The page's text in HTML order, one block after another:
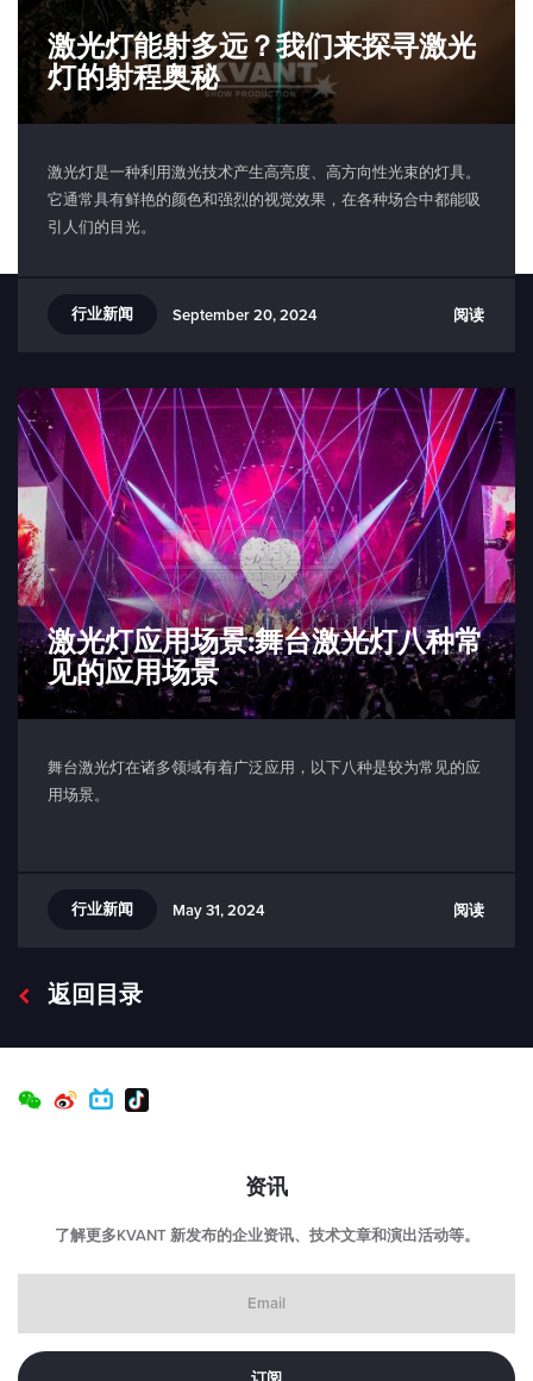
激光灯能射多远？我们来探寻激光
灯的射程奥秘
激光灯是一种利用激光技术产生高亮度、高方向性光束的灯具。
它通常具有鲜艳的颜色和强烈的视觉效果，在各种场合中都能吸
引人们的目光。
行业新闻 September 20, 2024 阅读
激光灯应用场景:舞台激光灯八种常
见的应用场景
舞台激光灯在诸多领域有着广泛应用，以下八种是较为常见的应
用场景。
行业新闻 May 31, 2024 阅读
返回目录
资讯
了解更多KVANT 新发布的企业资讯、技术文章和演出活动等。